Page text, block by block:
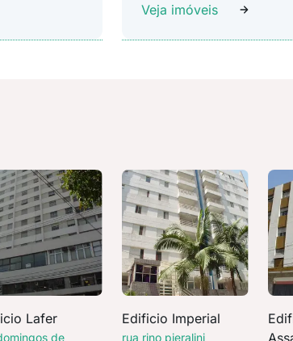
Veja imóveis
Lafer
de
Edificio Imperial
rua rino pieralini